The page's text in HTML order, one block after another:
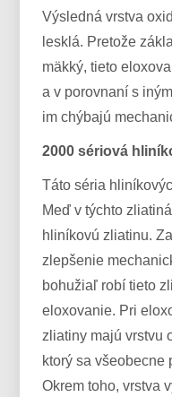
Výsledná vrstva
lesklá. Pretože
mäkký, tieto
a v porovnaní s
im chýbajú
2000 sériová
Táto séria
Meď v týchto
hliníkovú zliatinu.
zlepšenie
bohužiaľ robí tieto
eloxovanie. Pri
zliatiny majú vrstvu
ktorý sa všeobecne
Okrem toho, vrstva